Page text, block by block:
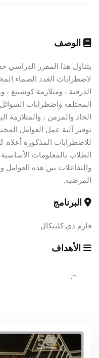
الوصف
يتناول هذا المقرر
لاضطرابات الغدد الصماء
الدرقية ، ومتلازمة كوشينغ
المختلفة واضطرابات
الحاد والمزمن ، والمتلازمة
توفير آلية عمل العوامل
للاضطرابات المذكورة أعلاه.
الطلاب بالمعلومات الأساسية
والتفاعلات بين هذه العوامل
المرضية.
البرنامج
فارم دي كلينكال
الأهداف
-.